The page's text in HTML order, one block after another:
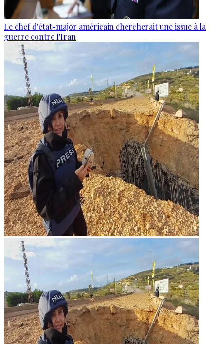
Le chef d'état-major américain chercherait une issue à la
guerre contre l'Iran